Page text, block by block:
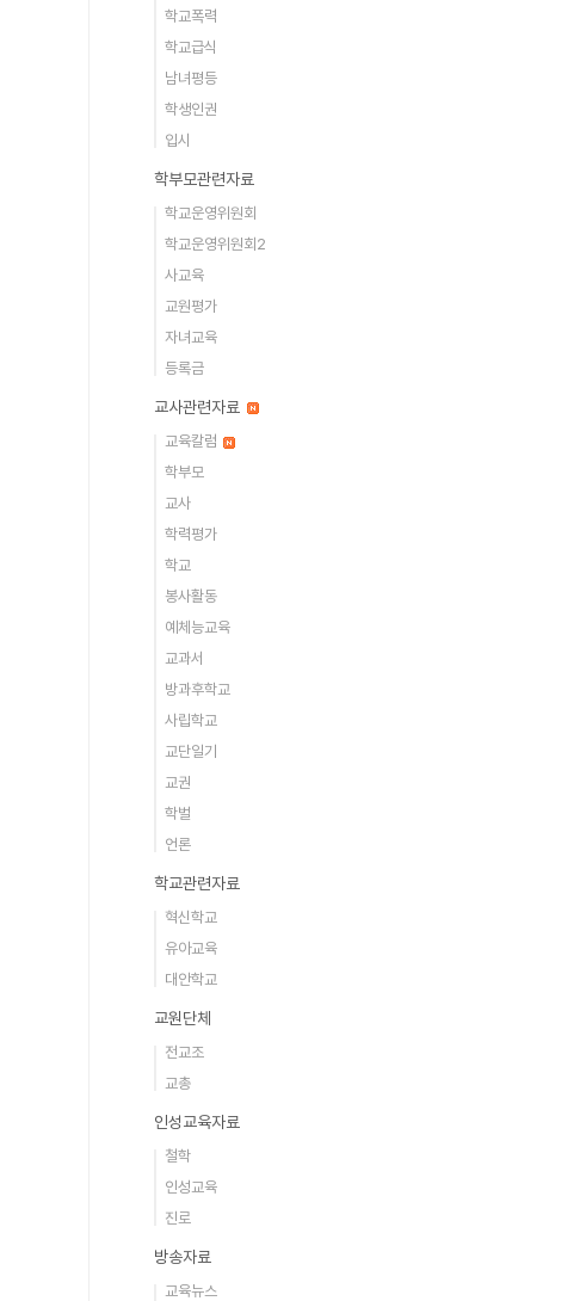
학교폭력
학교급식
남녀평등
학생인권
입시
학부모관련자료
학교운영위원회
학교운영위원회2
사교육
교원평가
자녀교육
등록금
교사관련자료
교육칼럼
학부모
교사
학력평가
학교
봉사활동
예체능교육
교과서
방과후학교
사립학교
교단일기
교권
학벌
언론
학교관련자료
혁신학교
유아교육
대안학교
교원단체
전교조
교총
인성교육자료
철학
인성교육
진로
방송자료
교육뉴스